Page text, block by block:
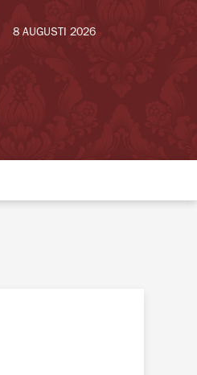
8 AUGUSTI 2026